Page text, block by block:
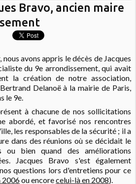
Bravo, ancien maire
avons appris le décès de Jacques
du 9e arrondissement, qui avait
la création de notre association,
Delanoë à la mairie de Paris,
le 9e.
à chacune de nos sollicitations
abordé, et favorisé nos rencontres
les responsables de la sécurité ; il a
dans des réunions où se décidait le
bien quand des améliorations
Jacques Bravo s'est également
questions lors d'entretiens pour ce
2006ou encorecelui-là en 2008).